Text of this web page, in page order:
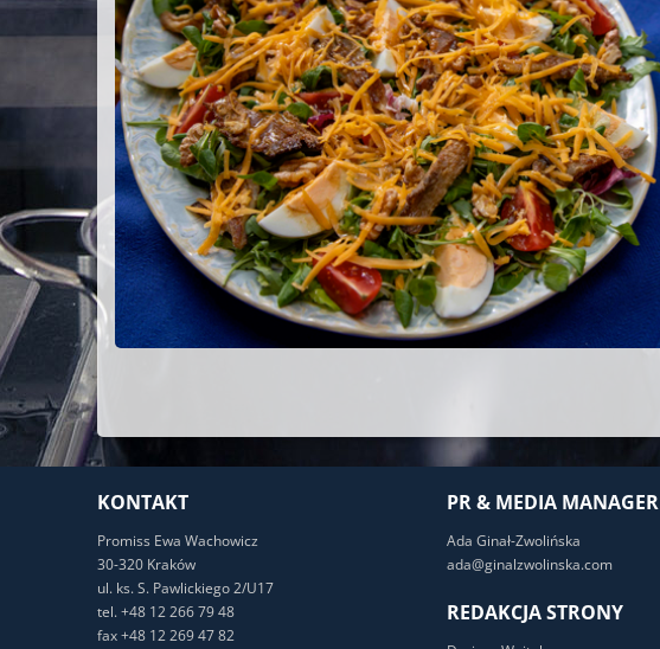
KONTAKT
Promiss Ewa Wachowicz
30-320 Kraków
ul. ks. S. Pawlickiego 2/U17
tel. +48 12 266 79 48
fax +48 12 269 47 82
PR & MEDIA MANAGER
Ada Ginał-Zwolińska
ada@ginalzwolinska.com
REDAKCJA STRONY